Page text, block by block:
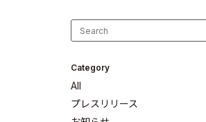
Category
All
プレスリリース